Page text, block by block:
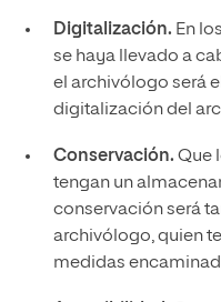
Digitalización. En
se haya llevado a
el archivólogo será
digitalización del
Conservación. Que
tengan un
conservación será
archivólogo, quien
medidas